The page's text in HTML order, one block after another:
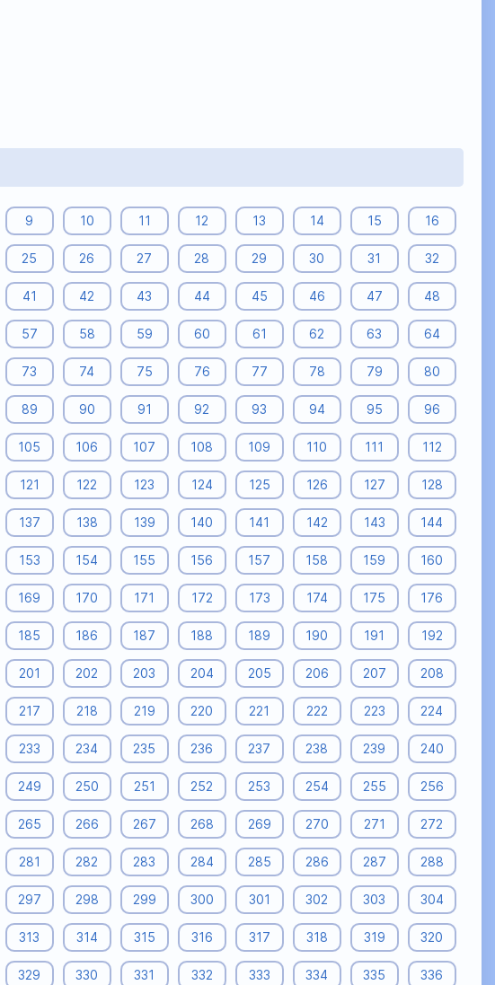
9 10 11 12 13 14 15 16
25 26 27 28 29 30 31 32
41 42 43 44 45 46 47 48
57 58 59 60 61 62 63 64
73 74 75 76 77 78 79 80
89 90 91 92 93 94 95 96
105 106 107 108 109 110 111 112
121 122 123 124 125 126 127 128
137 138 139 140 141 142 143 144
153 154 155 156 157 158 159 160
169 170 171 172 173 174 175 176
185 186 187 188 189 190 191 192
201 202 203 204 205 206 207 208
217 218 219 220 221 222 223 224
233 234 235 236 237 238 239 240
249 250 251 252 253 254 255 256
265 266 267 268 269 270 271 272
281 282 283 284 285 286 287 288
297 298 299 300 301 302 303 304
313 314 315 316 317 318 319 320
329 330 331 332 333 334 335 336